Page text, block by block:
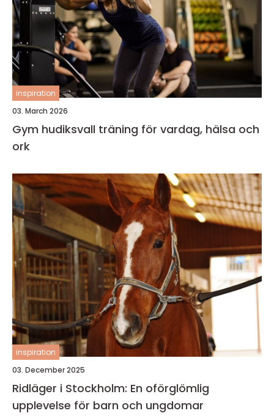
inspiration
03. March 2026
Gym hudiksvall träning för vardag, hälsa och
ork
inspiration
03. December 2025
Ridläger i Stockholm: En oförglömlig
upplevelse för barn och ungdomar